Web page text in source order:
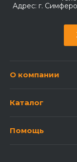
Адрес: г.
О компании
Каталог
Помощь